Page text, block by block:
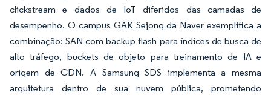
clickstream e dados de IoT diferidos das camadas de
desempenho. O campus GAK Sejong da Naver exemplifica a
combinação: SAN com backup flash para índices de busca de
alto tráfego, buckets de objeto para treinamento de IA e
origem de CDN. A Samsung SDS implementa a mesma
arquitetura dentro de sua nuvem pública, prometendo